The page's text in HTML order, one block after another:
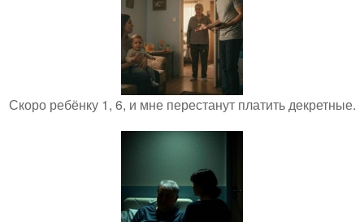
Скоро ребёнку 1, 6, и мне перестанут платить декретные.